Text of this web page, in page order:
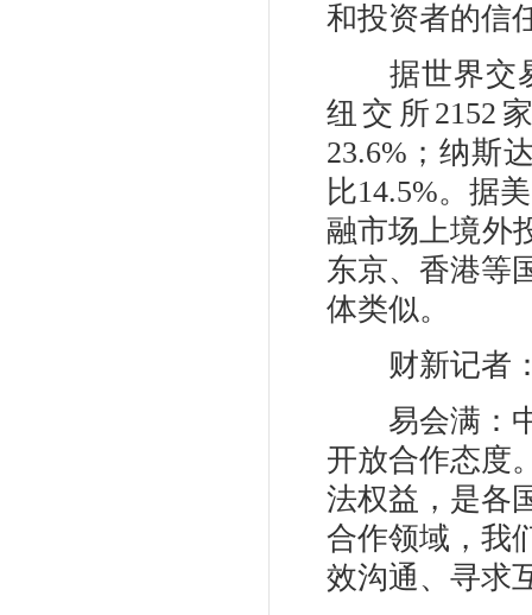
和投资者的信
据世界交易
纽交所2152
23.6%；纳斯
比14.5%。据
融市场上境外
东京、香港等
体类似。
财新记者：
易会满：中
开放合作态度
法权益，是各
合作领域，我
效沟通、寻求